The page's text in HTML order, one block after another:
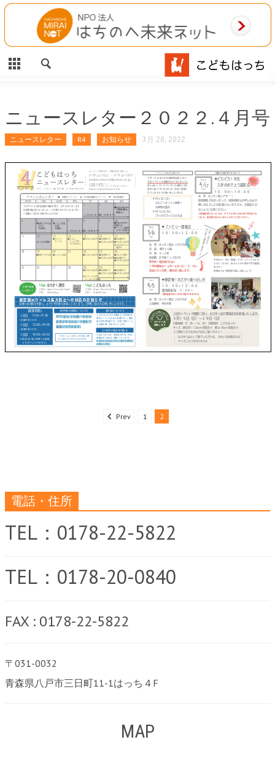
CLOSE
HOME
相談事業
MAP
お問合わせ
運営団体
ニュースレター２０２２.４月号
ニュースレター R4 お知らせ 3月 28, 2022
Prev 1 2
電話・住所
TEL：0178-22-5822
TEL：0178-20-0840
FAX : 0178-22-5822
〒031-0032
青森県八戸市三日町11-1はっち４F
MAP